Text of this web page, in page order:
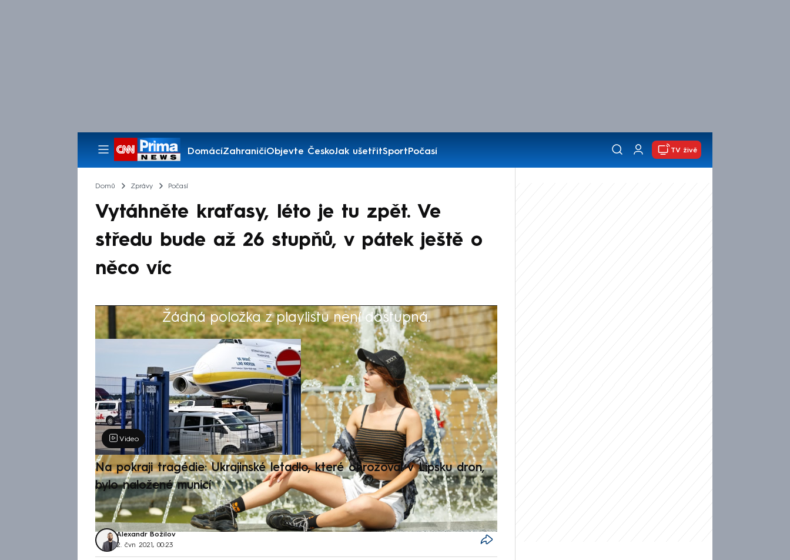
DomácíZahraničíObjevte ČeskoJak ušetřitSportPočasí
Pořady
TV živě
Domů Zprávy Počasí
Vytáhněte kraťasy, léto je tu zpět. Ve
středu bude až 26 stupňů, v pátek ještě o
něco víc
Žádná položka z playlistu není dostupná.
Výběr redakce
Video
Na pokraji tragédie: Ukrajinské letadlo, které ohrožoval v Lipsku dron,
bylo naložené municí
Alexandr Božilov
2. čvn 2021, 00:23